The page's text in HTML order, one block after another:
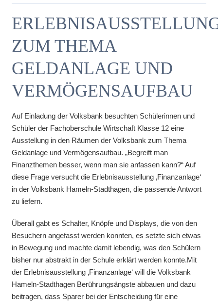
ZUM THEMA
GELDANLAGE UND
VERMÖGENSAUFBAU
Auf Einladung der Volksbank besuchten Schülerinnen und
Schüler der Fachoberschule Wirtschaft Klasse 12 eine
Ausstellung in den Räumen der Volksbank zum Thema
Geldanlage und Vermögensaufbau. „Begreift man
Finanzthemen besser, wenn man sie anfassen kann?“ Auf
diese Frage versucht die Erlebnisausstellung ‚Finanzanlage‘
in der Volksbank Hameln-Stadthagen, die passende Antwort
zu liefern.
Überall gabt es Schalter, Knöpfe und Displays, die von den
Besuchern angefasst werden konnten, es setzte sich etwas
in Bewegung und machte damit lebendig, was den Schülern
bisher nur abstrakt in der Schule erklärt werden konnte.Mit
der Erlebnisausstellung ‚Finanzanlage‘ will die Volksbank
Hameln-Stadthagen Berührungsängste abbauen und dazu
beitragen, dass Sparer bei der Entscheidung für eine